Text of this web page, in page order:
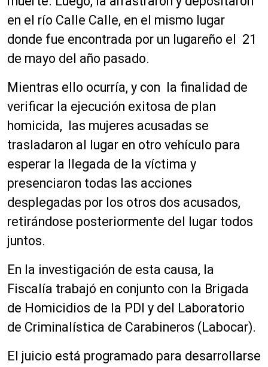
en el río Calle Calle, en el mismo lugar
donde fue encontrada por un lugareño el 21
de mayo del año pasado.
Mientras ello ocurría, y con la finalidad de
verificar la ejecución exitosa de plan
homicida, las mujeres acusadas se
trasladaron al lugar en otro vehículo para
esperar la llegada de la víctima y
presenciaron todas las acciones
desplegadas por los otros dos acusados,
retirándose posteriormente del lugar todos
juntos.
En la investigación de esta causa, la
Fiscalía trabajó en conjunto con la Brigada
de Homicidios de la PDI y del Laboratorio
de Criminalística de Carabineros (Labocar).
El juicio está programado para desarrollarse